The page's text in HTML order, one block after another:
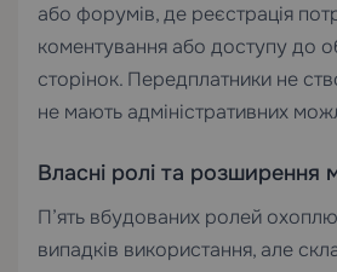
або форумів, де реєстрація
коментування або доступу до
сторінок. Передплатники не
не мають адміністративних
Власні ролі та розширення
П’ять вбудованих ролей
випадків використання, але